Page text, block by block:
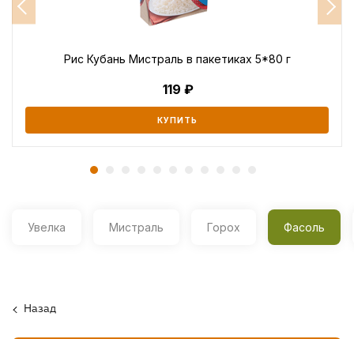
Рис Кубань Мистраль в пакетиках 5*80 г
119
КУПИТЬ
Увелка Мистраль Горох Фасоль
Назад